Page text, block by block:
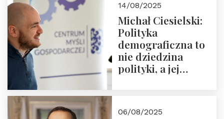
14/08/2025
Michał Ciesielski:
Polityka
demograficzna to
nie dziedzina
polityki, a jej
06/08/2025